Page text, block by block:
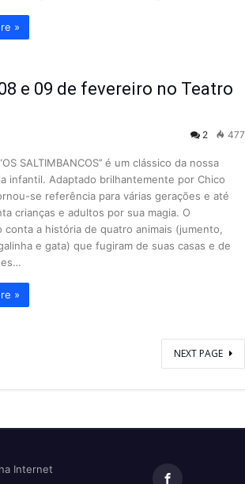
»
e 09 de fevereiro no Teatro
2 477
SALTIMBANCOS’’ é um clássico da nossa
infantil. Adaptado brilhantemente por Chico
se referência para várias gerações e até
crianças e adultos por sua magia. O
conta a história de quatro animais (jumento,
e gata) que fugiram de suas casas e de
»
NEXT PAGE
Internet